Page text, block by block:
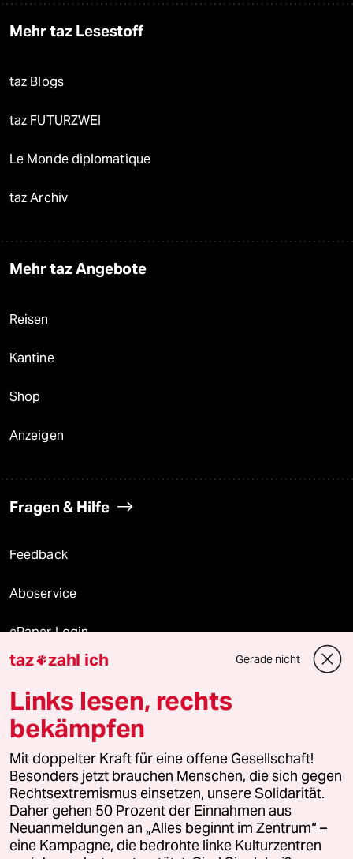
Mehr taz Lesestoff
taz Blogs
taz FUTURZWEI
Le Monde diplomatique
taz Archiv
Mehr taz Angebote
Reisen
Kantine
Shop
Anzeigen
Fragen & Hilfe
Feedback
Aboservice
ePaper Login
Downloads für Abonnierende
© 2026 taz Verlags und Vertriebs GmbH
Alle Rechte vorbehalten. Bei rechtlichen Fragen oder für Genehmigungen
wenden Sie sich bitte an
lizenzen@taz.de
Feedback Redaktionsstatut Kommune-Richtlinien
taz zahl ich Gerade nicht
Links lesen, rechts
bekämpfen
Mit doppelter Kraft für eine offene Gesellschaft!
Besonders jetzt brauchen Menschen, die sich gegen
Rechtsextremismus einsetzen, unsere Solidarität.
Daher gehen 50 Prozent der Einnahmen aus
Neuanmeldungen an „Alles beginnt im Zentrum“ –
eine Kampagne, die bedrohte linke Kulturzentren